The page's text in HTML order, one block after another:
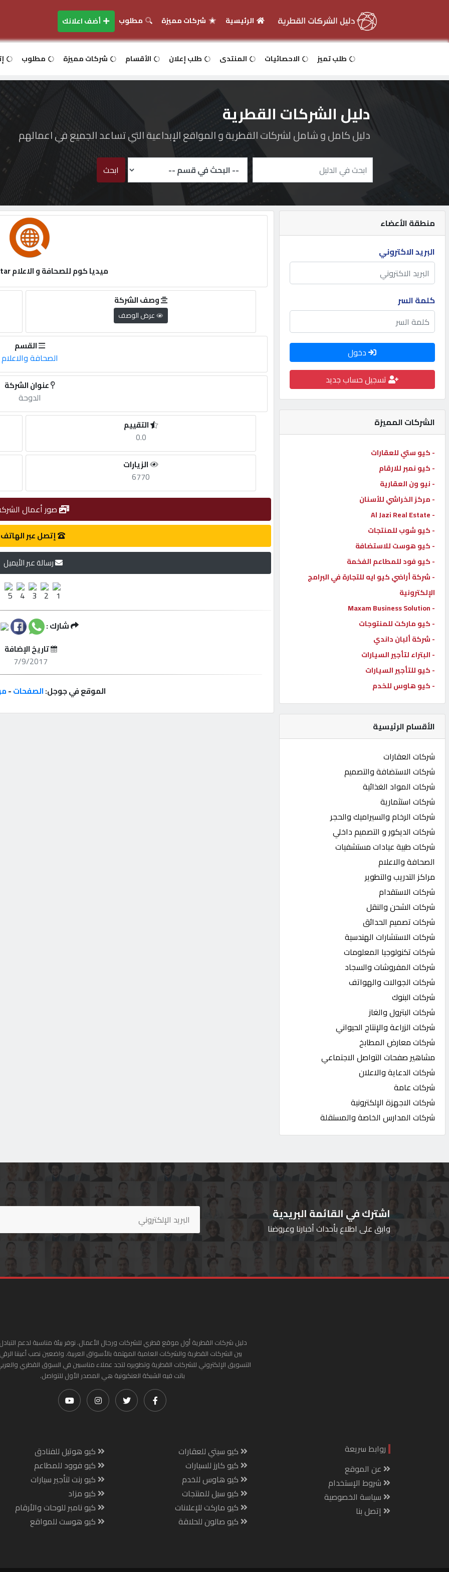
دخول
اعلانك
مطلوب
طلب
الاحصائيات
الأقسام
شركات
مميزة
إبحث
إتصل
بنا
إعلانات
المنتدى
كيو
مزاد
كيو
نمبر
كيو
كارز
كيو
الدليل
القطري
POWERED
QHOST
الرئيسية شركات مميزة مطلوب أضف اعلانك
طلب تميز الاحصائيات المنتدى طلب إعلان الأقسام شركات مميزة مطلوب
دليل الشركات القطرية
دليل كامل و شامل لشركات القطرية و المواقع الإبداعية التي تساعد الجميع في اعمالهم
ابحث
منطقة الأعضاء
البريد الاكتروني
كلمة السر
دخول
تسجيل حساب جديد
الشركات المميزة
- كيو ستي للعقارات
- كيو نمبر للارقام
- نيو ون العقارية
- مركز الخراشي للأسنان
- Al Jazi Real Estate
- كيو شوب للمنتجات
- كيو هوست للاستضافة
- كيو فود للمطاعم الفخمة
- شركة أراضي كيو ايه للتجارة في البرامج
الإلكترونية
- Maxam Business Solution
- كيو ماركت للمنتوجات
- شركة ألبان داندي
- البتراء لتأجير السيارات
- كيو للتأجير السيارات
- كيو هاوس للخدم
الأقسام الرئيسية
شركات العقارات
شركات الاستضافة والتصميم
شركات المواد الغذائية
شركات استثمارية
شركات الرخام والسيراميك والحجر
شركات الديكور و التصميم داخلي
شركات طبية عيادات مستشفيات
الصحافة والاعلام
مراكز التدريب والتطوير
شركات الاستقدام
شركات الشحن والنقل
شركات تصميم الحدائق
شركات الاستشارات الهندسية
شركات تكنولوجيا المعلومات
شركات المفروشات والسجاد
شركات الجوالات والهواتف
شركات البنوك
شركات البترول والغاز
شركات الزراعة والإنتاج الحيواني
شركات معارض المطابخ
مشاهير صفحات التواصل الاجتماعي
شركات الدعاية والاعلان
شركات عامة
شركات الاجهزة الإلكترونية
شركات المدارس الخاصة والمستقلة
ميديا كوم للصحافة و الاعلام MediaCom Qatar
وصف الشركة
عرض الوصف
القسم
الصحافة والاعلام
عنوان الشركة
الدوحة
التقييم
0.0
الزيارات
6770
صور أعمال
إتصل عبر الهاتف
رسالة عبر الأيميل
شارك :
تاريخ الإضافة
7/9/2017
الموقع في جوجل:الصفحات-
اشترك في القائمة البريدية
وابق على اطلاع بأحداث أخبارنا وعروضنا
دليل شركات القطرية أول موقع قطري للشركات ورجال الأعمال. نوفر بيئة مناسبة لدعم
بين الشركات القطرية والشركات العامية المهتمة بالأسواق العربية. واضعين نصب أعيننا
التسويق الإلكتروني للشركات القطرية وتطويره لتجد عملاء مناسبين في السوق القطري
باتت فيه الشبكة العنكبونية هي المصدر الأول للتواصل.
روابط سريعة
عن الموقع
شروط الإستخدام
سياسة الخصوصية
إتصل بنا
كيو سيتي للعقارات
كيو كارز للسيارات
كيو هاوس للخدم
كيو سيل للمنتجات
كيو ماركت للإعلانات
كيو صالون للحلاقة
كيو هوتيل للفنادق
كيو فوود للمطاعم
كيو رنت لتأجير سيارات
كيو مزاد
كيو نامبر للوحات والأرقام
كيو هوست للمواقع